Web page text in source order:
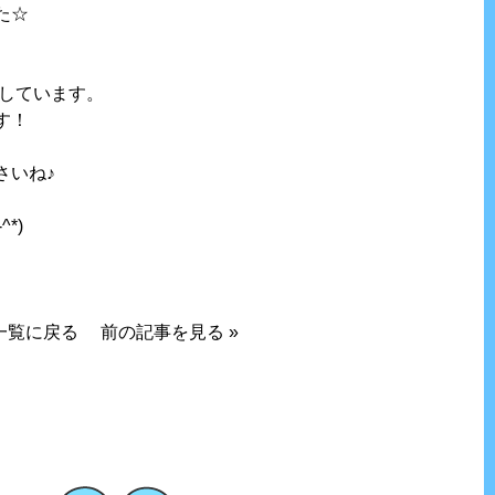
☆
ています。
！
いね♪
覧に戻る 前の記事を見る »